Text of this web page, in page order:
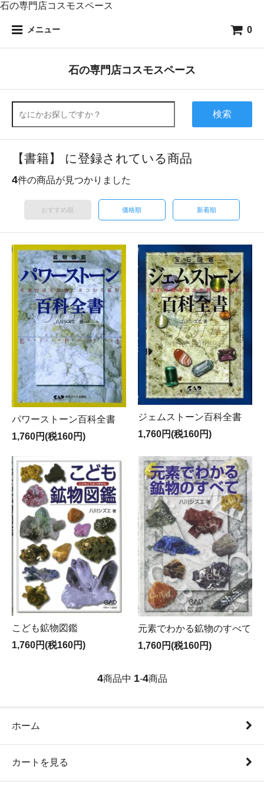
石の専門店コスモスペース
メニュー 0
石の専門店コスモスペース
検索
【書籍】 に登録されている商品
4件の商品が見つかりました
おすすめ順 価格順 新着順
パワーストーン百科全書
1,760円(税160円)
ジェムストーン百科全書
1,760円(税160円)
こども鉱物図鑑
1,760円(税160円)
元素でわかる鉱物のすべて
1,760円(税160円)
4商品中 1-4商品
ホーム
カートを見る